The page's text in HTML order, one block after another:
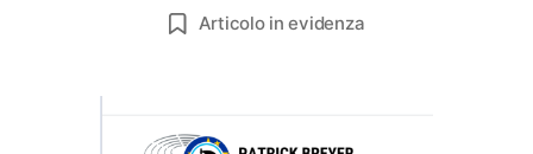
dell'articoloArticolo in evidenza